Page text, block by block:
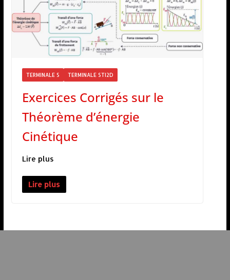
TERMINALE S TERMINALE STI2D
Exercices Corrigés sur le
Théorème d’énergie
Cinétique
Lire plus
Lire plus